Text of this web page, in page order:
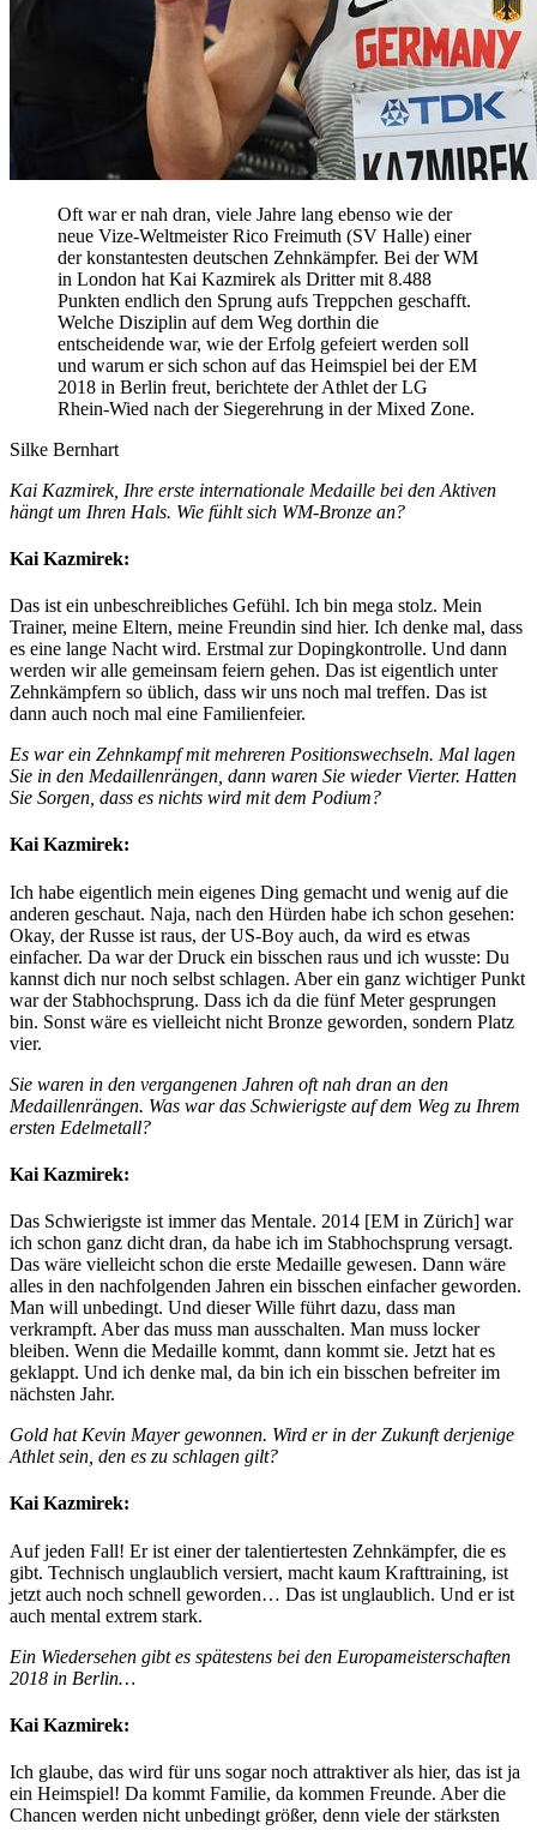
Oft war er nah dran, viele Jahre lang ebenso wie der
neue Vize-Weltmeister Rico Freimuth (SV Halle) einer
der konstantesten deutschen Zehnkämpfer. Bei der WM
in London hat Kai Kazmirek als Dritter mit 8.488
Punkten endlich den Sprung aufs Treppchen geschafft.
Welche Disziplin auf dem Weg dorthin die
entscheidende war, wie der Erfolg gefeiert werden soll
und warum er sich schon auf das Heimspiel bei der EM
2018 in Berlin freut, berichtete der Athlet der LG
Rhein-Wied nach der Siegerehrung in der Mixed Zone.
Silke Bernhart
Kai Kazmirek, Ihre erste internationale Medaille bei den Aktiven
hängt um Ihren Hals. Wie fühlt sich WM-Bronze an?
Kai Kazmirek:
Das ist ein unbeschreibliches Gefühl. Ich bin mega stolz. Mein
Trainer, meine Eltern, meine Freundin sind hier. Ich denke mal, dass
es eine lange Nacht wird. Erstmal zur Dopingkontrolle. Und dann
werden wir alle gemeinsam feiern gehen. Das ist eigentlich unter
Zehnkämpfern so üblich, dass wir uns noch mal treffen. Das ist
dann auch noch mal eine Familienfeier.
Es war ein Zehnkampf mit mehreren Positionswechseln. Mal lagen
Sie in den Medaillenrängen, dann waren Sie wieder Vierter. Hatten
Sie Sorgen, dass es nichts wird mit dem Podium?
Kai Kazmirek:
Ich habe eigentlich mein eigenes Ding gemacht und wenig auf die
anderen geschaut. Naja, nach den Hürden habe ich schon gesehen:
Okay, der Russe ist raus, der US-Boy auch, da wird es etwas
einfacher. Da war der Druck ein bisschen raus und ich wusste: Du
kannst dich nur noch selbst schlagen. Aber ein ganz wichtiger Punkt
war der Stabhochsprung. Dass ich da die fünf Meter gesprungen
bin. Sonst wäre es vielleicht nicht Bronze geworden, sondern Platz
vier.
Sie waren in den vergangenen Jahren oft nah dran an den
Medaillenrängen. Was war das Schwierigste auf dem Weg zu Ihrem
ersten Edelmetall?
Kai Kazmirek:
Das Schwierigste ist immer das Mentale. 2014 [EM in Zürich] war
ich schon ganz dicht dran, da habe ich im Stabhochsprung versagt.
Das wäre vielleicht schon die erste Medaille gewesen. Dann wäre
alles in den nachfolgenden Jahren ein bisschen einfacher geworden.
Man will unbedingt. Und dieser Wille führt dazu, dass man
verkrampft. Aber das muss man ausschalten. Man muss locker
bleiben. Wenn die Medaille kommt, dann kommt sie. Jetzt hat es
geklappt. Und ich denke mal, da bin ich ein bisschen befreiter im
nächsten Jahr.
Gold hat Kevin Mayer gewonnen. Wird er in der Zukunft derjenige
Athlet sein, den es zu schlagen gilt?
Kai Kazmirek:
Auf jeden Fall! Er ist einer der talentiertesten Zehnkämpfer, die es
gibt. Technisch unglaublich versiert, macht kaum Krafttraining, ist
jetzt auch noch schnell geworden… Das ist unglaublich. Und er ist
auch mental extrem stark.
Ein Wiedersehen gibt es spätestens bei den Europameisterschaften
2018 in Berlin…
Kai Kazmirek:
Ich glaube, das wird für uns sogar noch attraktiver als hier, das ist ja
ein Heimspiel! Da kommt Familie, da kommen Freunde. Aber die
Chancen werden nicht unbedingt größer, denn viele der stärksten